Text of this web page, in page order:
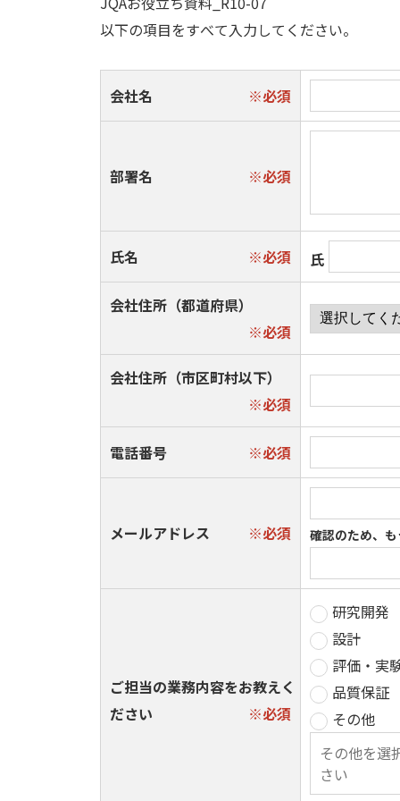
会社名
部署名
氏名 氏
会社住所（都道府県）
会社住所（市区町村以下）
電話番号
メールアドレス
ご担当の業務内容をお教えく
ださい
研究開発
設計
評価・実
品質保証
その他